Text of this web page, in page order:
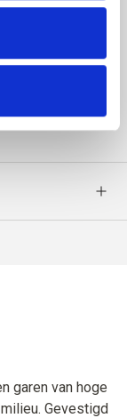
en daarom
garen van hoge
Gevestigd